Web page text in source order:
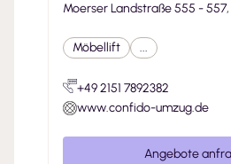
Moerser
Möbellift ...
+49 2151 7892382
www.confido-umzug.de
Angebote